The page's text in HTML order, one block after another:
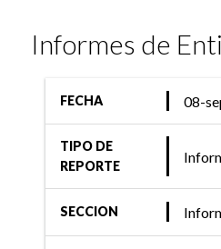
Informes de
FECHA 08-
TIPO DE
REPORTE
SECCION